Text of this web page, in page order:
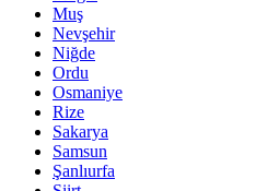
Muş
Nevşehir
Niğde
Ordu
Osmaniye
Rize
Sakarya
Samsun
Şanlıurfa